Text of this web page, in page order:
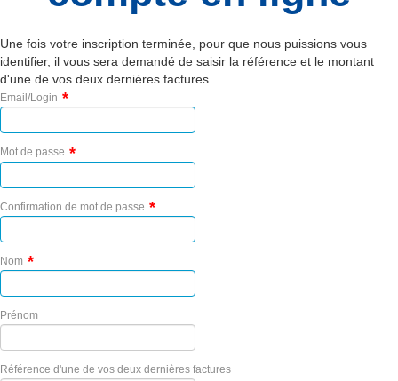
Une fois votre inscription terminée, pour que nous puissions vous
identifier, il vous sera demandé de saisir la référence et le montant
d'une de vos deux dernières factures.
Email/Login *
Mot de passe *
Confirmation de mot de passe *
Nom *
Prénom
Référence d'une de vos deux dernières factures